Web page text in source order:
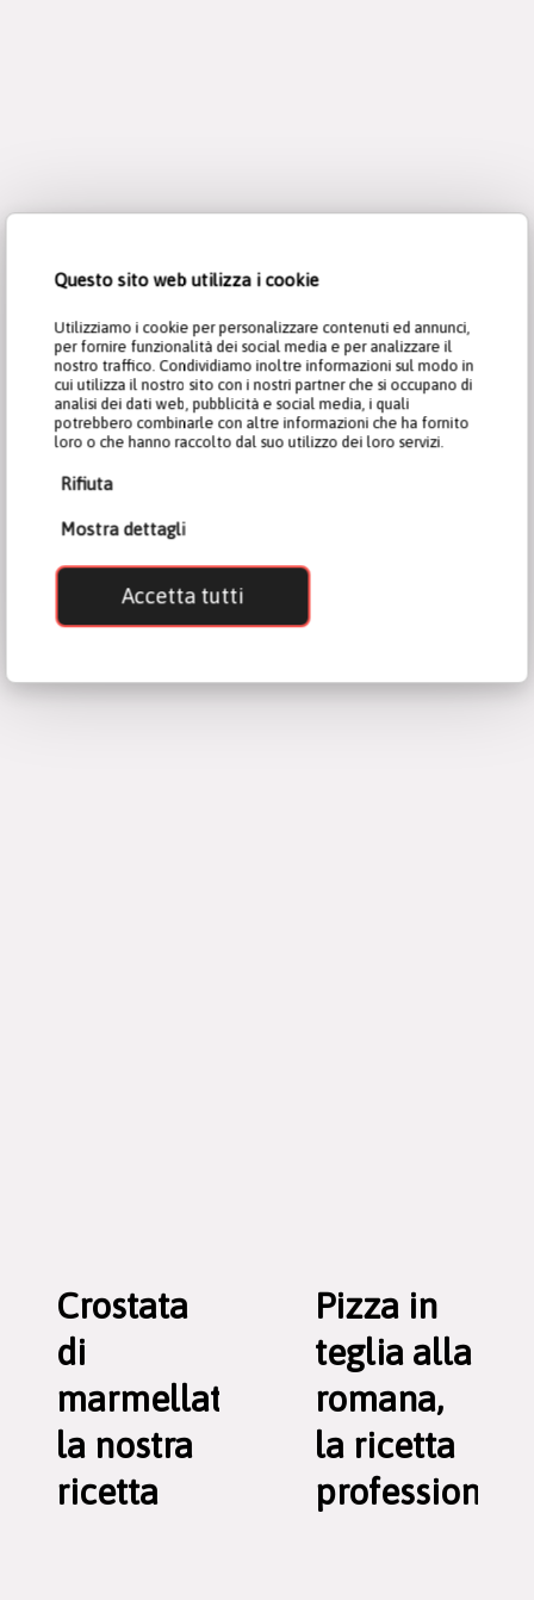
Questo sito web utilizza i cookie
Utilizziamo i cookie per personalizzare contenuti ed annunci,
per fornire funzionalità dei social media e per analizzare il
nostro traffico. Condividiamo inoltre informazioni sul modo in
cui utilizza il nostro sito con i nostri partner che si occupano di
analisi dei dati web, pubblicità e social media, i quali
potrebbero combinarle con altre informazioni che ha fornito
loro o che hanno raccolto dal suo utilizzo dei loro servizi.
Rifiuta
Mostra dettagli
Accetta tutti
Crostata
di
marmellata,
la nostra
ricetta
Pizza in
teglia alla
romana,
la ricetta
professionale